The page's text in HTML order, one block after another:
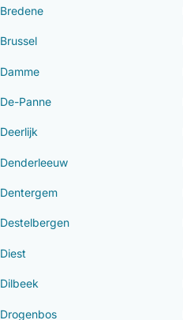
Bredene
Brussel
Damme
De-Panne
Deerlijk
Denderleeuw
Dentergem
Destelbergen
Diest
Dilbeek
Drogenbos